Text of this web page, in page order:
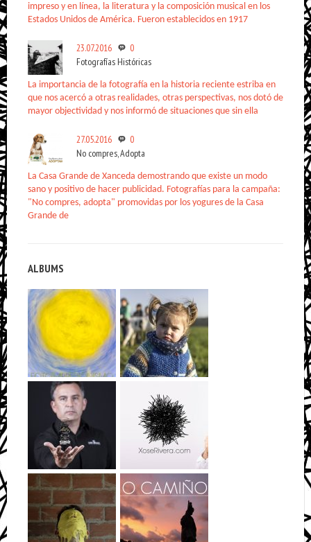
impreso y en línea, la literatura y la composición musical en los
Estados Unidos de América. Fueron establecidos en 1917
23.07.2016
0
Fotografías Históricas
La importancia de la fotografía en la historia reciente estriba en
que nos acercó a otras realidades, otras perspectivas, nos dotó de
mayor objectividad y nos informó de situaciones que sin ella
27.05.2016
0
No compres, Adopta
La Casa Grande de Xanceda demostrando que existe un modo
sano y positivo de hacer publicidad. Fotografías para la campaña:
"No compres, adopta" promovidas por los yogures de la Casa
Grande de
ALBUMS